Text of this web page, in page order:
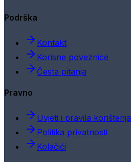
Podrška
Kontakt
Korisne poveznice
Česta pitanja
Pravno
Uvjeti i pravila korištenja
Politika privatnosti
Kolačići